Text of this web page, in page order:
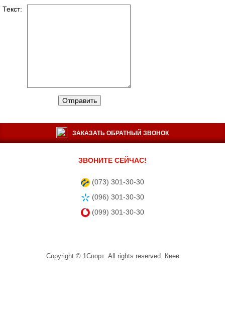
Текст:
Отправить
ЗАКАЗАТЬ ОБРАТНЫЙ ЗВОНОК
ЗВОНИТЕ СЕЙЧАС!
(073) 301-30-30
(096) 301-30-30
(099) 301-30-30
Copyright © 1Спорт. All rights reserved. Киев